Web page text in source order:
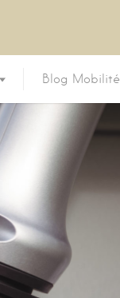
Blog Mobilité